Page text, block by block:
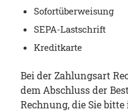
Sofortüberweisung
SEPA-Lastschrift
Kreditkarte
Bei der Zahlungsart
dem Abschluss der
Rechnung, die Sie